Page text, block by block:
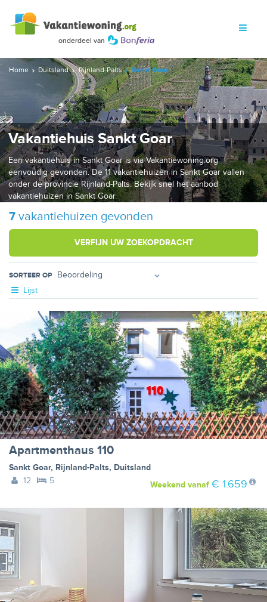
Home Duitsland Rijnland-Palts Sankt Goar
Vakantiehuis Sankt Goar
Een vakantiehuis in Sankt Goar is via Vakantiewoning.org
eenvoudig gevonden. De 11 vakantiehuizen in Sankt Goar vallen
onder de provincie Rijnland-Palts. Bekijk snel het aanbod
vakantiehuizen in Sankt Goar.
7 vakantiehuizen gevonden
VERFIJN UW ZOEKOPDRACHT
SORTEER OP
Lijst
Apartmenthaus 110
Sankt Goar, Rijnland-Palts, Duitsland
12
5 Weekendvanaf € 1.659